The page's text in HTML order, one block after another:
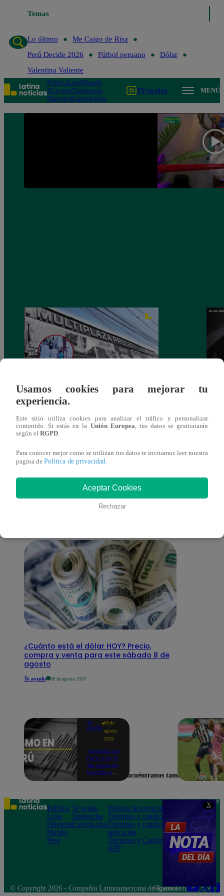
X
Temas
Lo último
Me Caigo de Risa
Perú Decide 2026
Fútbol peruano
Dólar
Valentina Valiente
PolíticaLimaMundo
Te ayudoTendencias
DeportesEspectáculos
TV en vivo MENÚ
Asesinan a comerciante ferretero dentro de
También te puede
interesar
¿Cuánto está el dólar HOY? Precio,
compra y venta para este sábado 8 de
agosto
Te ayudo 08 de agosto 2026
Te
ayudo
08 de
agosto
2026
Temblor en
Perú hoy, 8
de agosto:
horario y
según IGP
Usamos cookies para mejorar tu
experiencia.
Este sitio utiliza cookies para analizar el tráfico y personalizar
contenido. Si estás en la Unión Europea, tus datos se gestionarán
según el RGPD.
Para conocer mejor como se utilizan tus datos te invitamos leer nuestra
pagina de Política de privacidad.
Aceptar Cookies
Rechazar
Encuéntranos también en
Política
Lima
Deportes
Mundo
Perú
Te ayudo
Tendencias
Espectáculos
Política de privacidad
Términos y condiciones
Términos y condiciones
aplicación
Términos y Condiciones
APP
Teléfono: 219
Av. San
Felipe 968
Jesús María
© Copyright 2026 - Compañía Latinoamericana de Radio Difusión S.A.
Síguenos